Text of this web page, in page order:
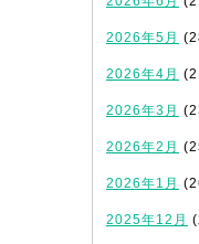
2026年5月
2026年4月
2026年3月
2026年2月
2026年1月
2025年12月